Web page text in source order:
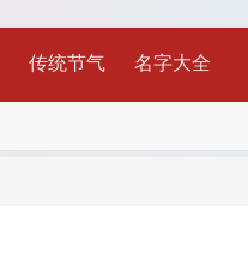
传统节气 名字大全